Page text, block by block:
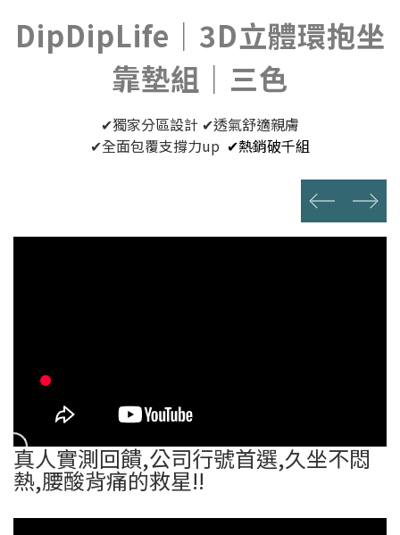
DipDipLife｜3D立體環抱坐
靠墊組｜三色
✔獨家分區設計 ✔透氣舒適親膚
✔全面包覆支撐力up ✔熱銷破千組
prev next
真人實測回饋,公司行號首選,久坐不悶
熱,腰酸背痛的救星!!